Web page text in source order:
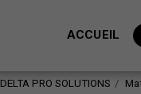
ACCUEIL
DELTA PRO SOLUTIONS